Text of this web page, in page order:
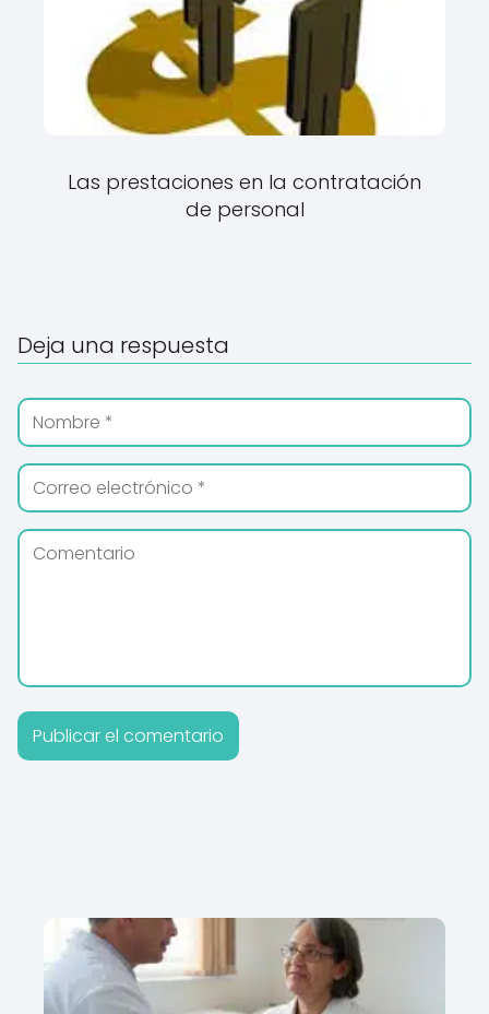
Las prestaciones en la contratación
de personal
Deja una respuesta